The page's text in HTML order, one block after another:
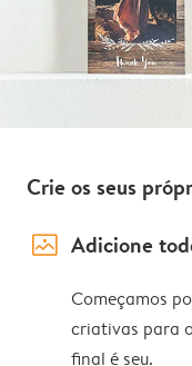
Crie os seus
image_placeholder Adicione
Começamos
criativas para
final é seu.